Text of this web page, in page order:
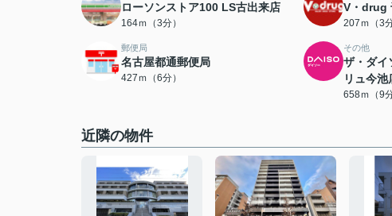
ローソンストア100 LS古出来店
164ｍ（3分）
V・drug
207ｍ（3分
郵便局
名古屋都通郵便局
427ｍ（6分）
その他
ザ・ダイ
リュ今池
658ｍ（9分
近隣の物件